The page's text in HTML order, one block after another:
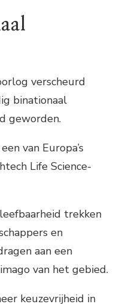
verscheurd
binationaal
geworden.
van Europa’s
Life Science-
trekken
en
aan een
van het gebied.
keuzevrijheid in